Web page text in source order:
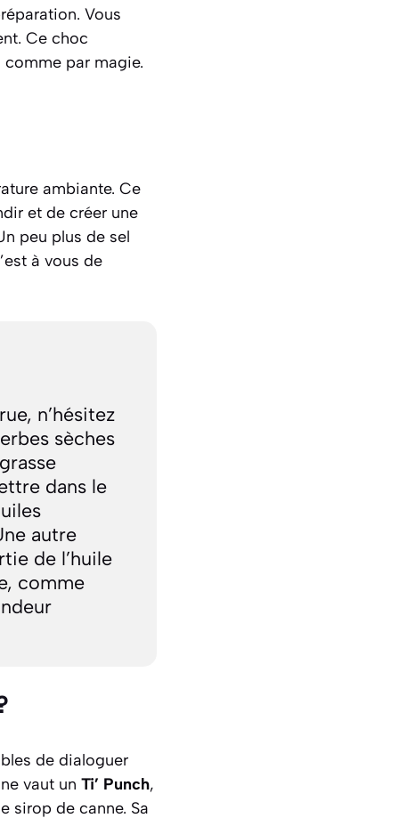
Vous
Ce choc
par magie.
ambiante. Ce
et de créer une
peu plus de sel
à vous de
n’hésitez
sèches
dans le
autre
de l’huile
comme
de dialoguer
vaut un Ti’ Punch,
sirop de canne. Sa